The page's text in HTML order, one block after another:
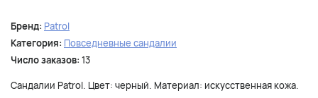
Бренд: Patrol
Категория: Повседневные сандалии
Число заказов: 13
Сандалии Patrol. Цвет: черный. Материал: искусственная кожа.